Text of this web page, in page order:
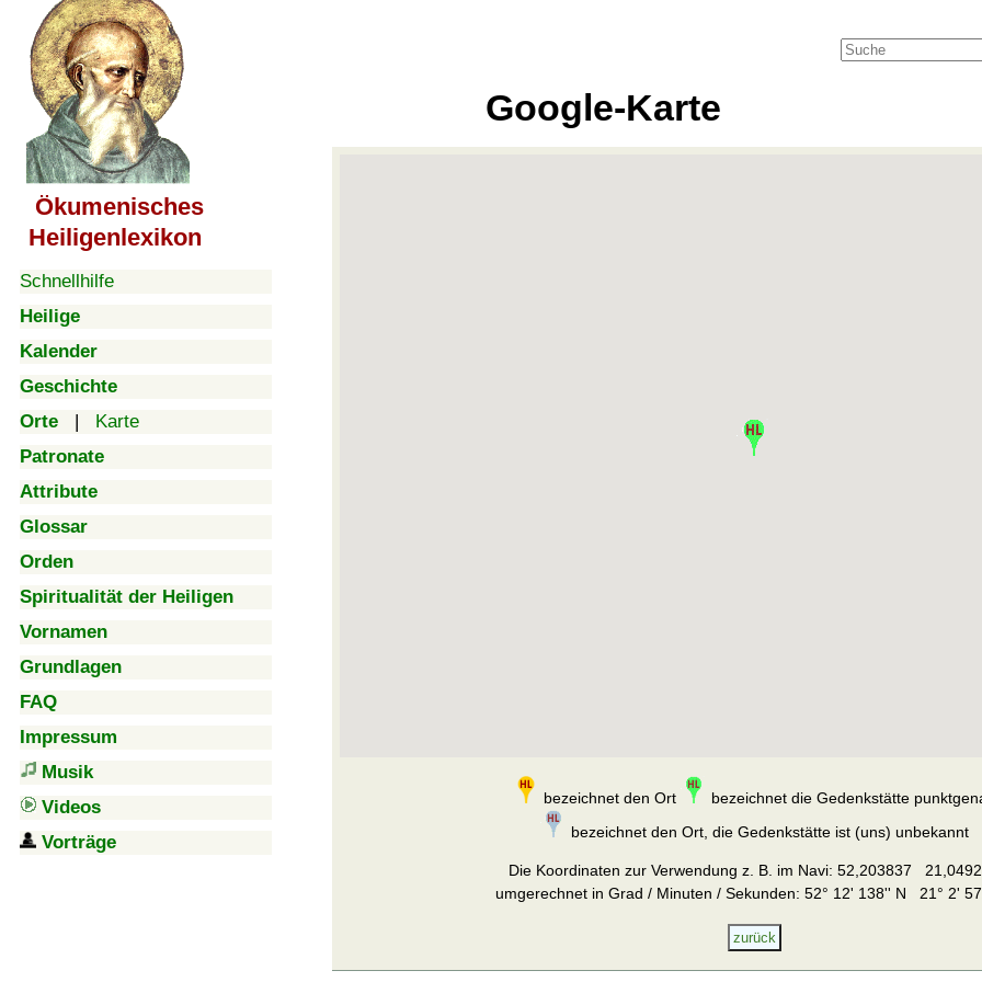
Ökumenisches
Heiligenlexikon
Schnellhilfe
Heilige
Kalender
Geschichte
Orte | Karte
Patronate
Attribute
Glossar
Orden
Spiritualität der Heiligen
Vornamen
Grundlagen
FAQ
Impressum
Musik
Videos
Vorträge
Google-Karte
bezeichnet den Ort
bezeichnet die Gedenkstätte
bezeichnet den Ort, die Gedenkstätte ist (uns) unbekannt
Die Koordinaten zur Verwendung z. B. im Navi: 52,203837
umgerechnet in Grad / Minuten / Sekunden: 52° 12' 138'' N 21° 2'